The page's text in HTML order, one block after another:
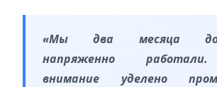
«Мы два месяца
напряженно
внимание уделено